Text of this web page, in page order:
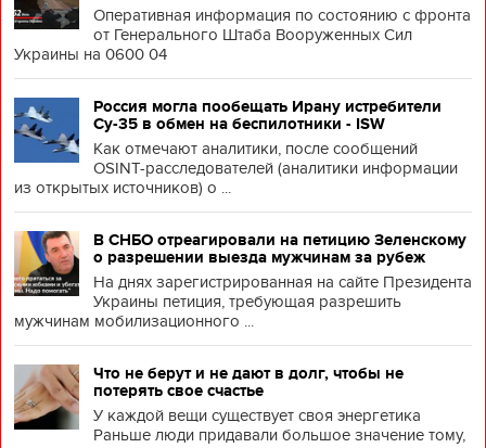
Оперативная информация по состоянию с фронта
от Генерального Штаба Вооруженных Сил
Украины на 0600 04
Россия могла пообещать Ирану истребители
Су-35 в обмен на беспилотники - ISW
Как отмечают аналитики, после сообщений
OSINT-расследователей (аналитики информации
из открытых источников) о ...
В СНБО отреагировали на петицию Зеленскому
о разрешении выезда мужчинам за рубеж
На днях зарегистрированная на сайте Президента
Украины петиция, требующая разрешить
мужчинам мобилизационного ...
Что не берут и не дают в долг, чтобы не
потерять свое счастье
У каждой вещи существует своя энергетика
Раньше люди придавали большое значение тому,